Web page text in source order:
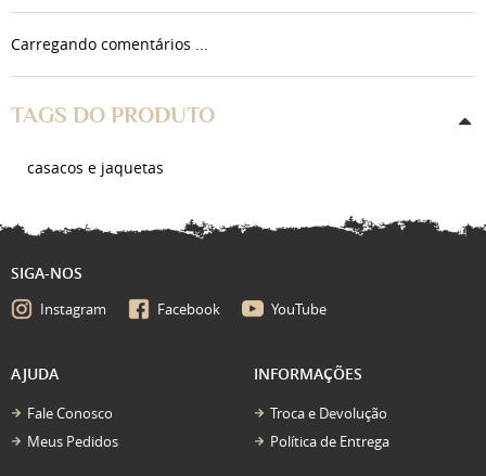
Carregando comentários ...
TAGS DO PRODUTO
casacos e jaquetas
SIGA-NOS
Instagram Facebook YouTube
AJUDA
Fale Conosco
Meus Pedidos
INFORMAÇÕES
Troca e Devolução
Política de Entrega